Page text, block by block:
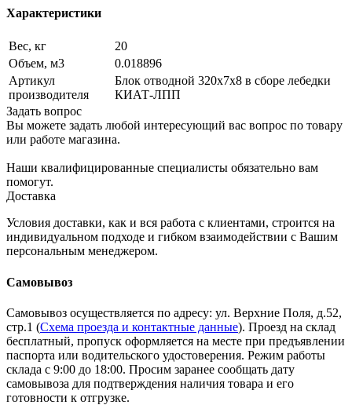
Характеристики
Вес, кг
20
Объем, м3
0.018896
Артикул
производителя
Блок отводной 320х7х8 в сборе лебедки
КИАТ-ЛПП
Задать вопрос
Вы можете задать любой интересующий вас вопрос по товару
или работе магазина.
Наши квалифицированные специалисты обязательно вам
помогут.
Доставка
Условия доставки, как и вся работа с клиентами, строится на
индивидуальном подходе и гибком взаимодействии с Вашим
персональным менеджером.
Самовывоз
Самовывоз осуществляется по адресу: ул. Верхние Поля, д.52,
стр.1 (Схема проезда и контактные данные). Проезд на склад
бесплатный, пропуск оформляется на месте при предъявлении
паспорта или водительского удостоверения. Режим работы
склада с 9:00 до 18:00. Просим заранее сообщать дату
самовывоза для подтверждения наличия товара и его
готовности к отгрузке.